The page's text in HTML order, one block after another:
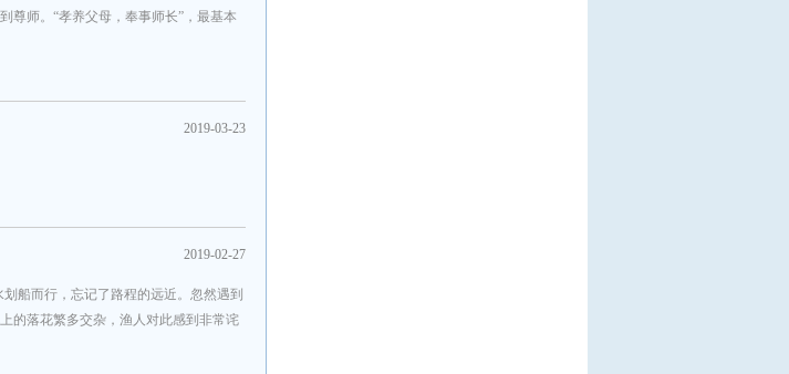
尊师。“孝养父母，奉事师长”，最基本
2019-03-23
2019-02-27
船而行，忘记了路程的远近。忽然遇到
的落花繁多交杂，渔人对此感到非常诧